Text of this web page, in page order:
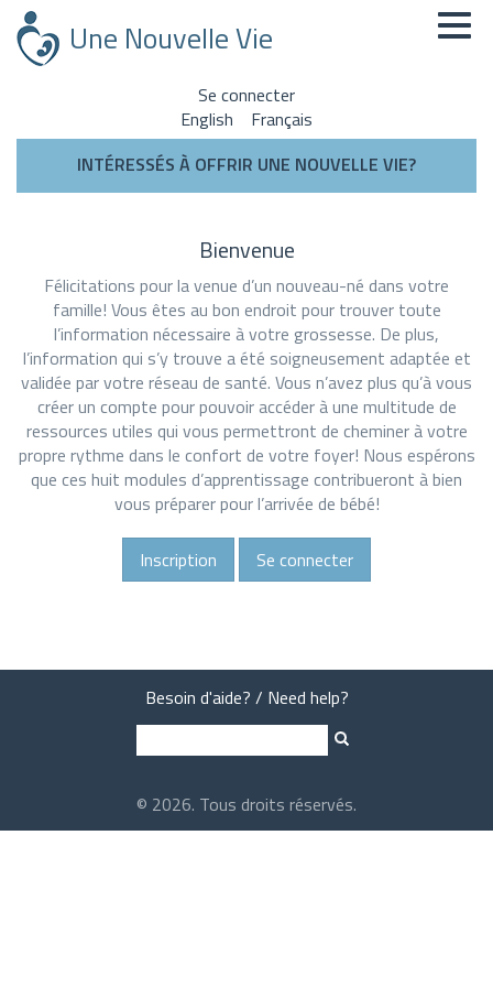
Aller
au
contenu
Une Nouvelle Vie
Se connecter
English
Français
INTÉRESSÉS À OFFRIR UNE NOUVELLE VIE?
Bienvenue
Félicitations pour la venue d’un nouveau-né dans votre
famille! Vous êtes au bon endroit pour trouver toute
l’information nécessaire à votre grossesse. De plus,
l’information qui s’y trouve a été soigneusement adaptée et
validée par votre réseau de santé. Vous n’avez plus qu’à vous
créer un compte pour pouvoir accéder à une multitude de
ressources utiles qui vous permettront de cheminer à votre
propre rythme dans le confort de votre foyer! Nous espérons
que ces huit modules d’apprentissage contribueront à bien
vous préparer pour l’arrivée de bébé!
Inscription Se connecter
Besoin d'aide? / Need help?
© 2026. Tous droits réservés.